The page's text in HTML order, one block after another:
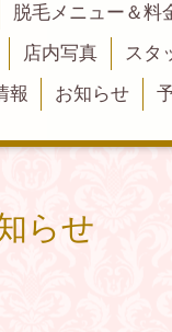
脱毛メニュー＆料
店内写真 スタ
報 お知らせ
らせ